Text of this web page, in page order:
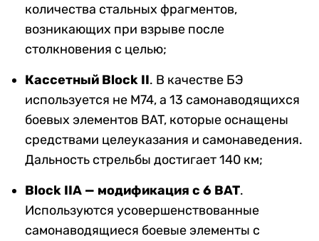
количества стальных фрагментов,
возникающих при взрыве после
столкновения с целью;
Кассетный Block II. В качестве БЭ
используется не M74, а 13 самонаводящихся
боевых элементов BAT, которые оснащены
средствами целеуказания и самонаведения.
Дальность стрельбы достигает 140 км;
Block IIA — модификация с 6 BAT.
Используются усовершенствованные
самонаводящиеся боевые элементы с